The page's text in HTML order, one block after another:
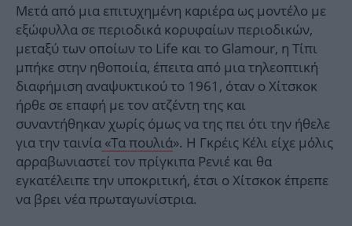
Μετά από μια επιτυχημένη καριέρα ως μοντέλο με
εξώφυλλα σε περιοδικά κορυφαίων περιοδικών,
μεταξύ των οποίων το Life και το Glamour, η Τίπι
μπήκε στην ηθοποιία, έπειτα από μια τηλεοπτική
διαφήμιση αναψυκτικού το 1961, όταν ο Χίτσκοκ
ήρθε σε επαφή με τον ατζέντη της και
συναντήθηκαν χωρίς όμως να της πει ότι την ήθελε
για την ταινία «Τα πουλιά». Η Γκρέις Κέλι είχε μόλις
αρραβωνιαστεί τον πρίγκιπα Ρενιέ και θα
εγκατέλειπε την υποκριτική, έτσι ο Χίτσκοκ έπρεπε
να βρει νέα πρωταγωνίστρια.